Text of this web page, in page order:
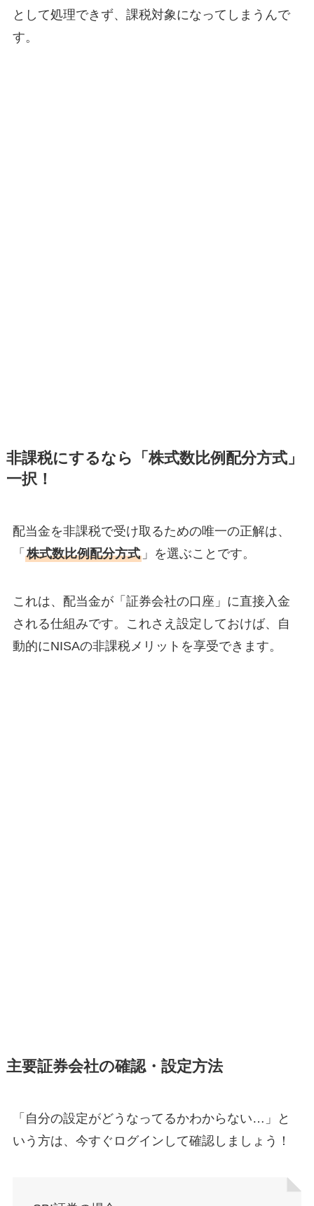
として処理できず、課税対象になってしまうんで
す。
非課税にするなら「株式数比例配分方式」
一択！
配当金を非課税で受け取るための唯一の正解は、
「 株式数比例配分方式」を選ぶことです。
これは、配当金が「証券会社の口座」に直接入金
される仕組みです。これさえ設定しておけば、自
動的にNISAの非課税メリットを享受できます。
主要証券会社の確認・設定方法
「自分の設定がどうなってるかわからない…」と
いう方は、今すぐログインして確認しましょう！